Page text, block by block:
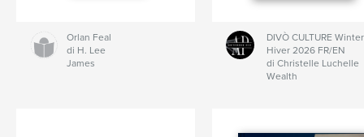
Orlan Feal
di H. Lee
James
DIVÒ CULTURE
Hiver 2026 FR/EN
di Christelle Luchelle
Wealth